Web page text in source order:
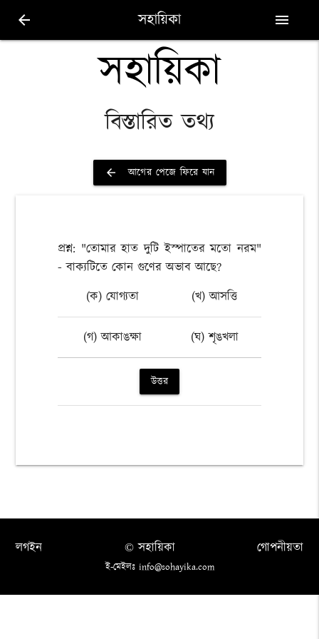
arrow_back সহায়িকা menu
সহায়িকা
বিস্তারিত তথ্য
arrow_back আগের পেজে ফিরে যান
প্রশ্ন: "তোমার হাত দুটি ইস্পাতের মতো নরম"
- বাক্যটিতে কোন গুণের অভাব আছে?
(ক) যোগ্যতা
(খ) আসত্তি
(গ) আকাঙক্ষা (ঘ) শৃঙখলা
উত্তর
লগইন গোপনীয়তা
© সহায়িকা
ই-মেইলঃ info@sohayika.com